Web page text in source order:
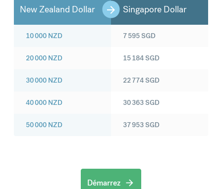
New Zealand Dollar Singapore Dollar
10 000 NZD
20 000 NZD
30 000 NZD
40 000 NZD
50 000 NZD
7 595SGD
15 184SGD
22 774SGD
30 363SGD
37 953SGD
Démarrez